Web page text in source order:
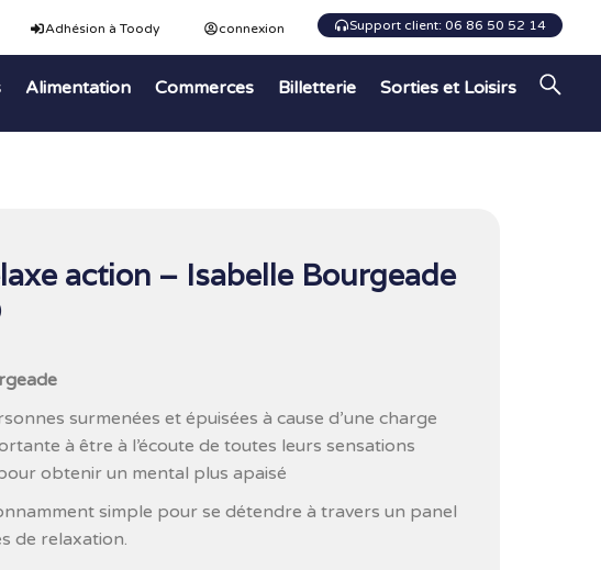
Adhésion à Toody connexion Support client: 06 86 50 52 14
Alimentation Commerces Billetterie Sorties et Loisirs
action – Isabelle Bourgeade
surmenées et épuisées à cause d’une charge
à être à l’écoute de toutes leurs sensations
obtenir un mental plus apaisé
simple pour se détendre à travers un panel
de relaxation.